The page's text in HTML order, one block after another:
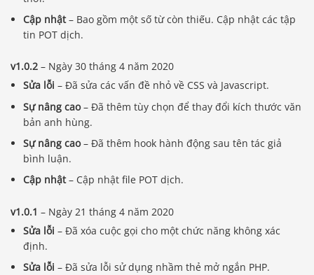
Cập nhật– Bao gồm một số từ còn thiếu. Cập nhật các tập
tin POT dịch.
v1.0.2 – Ngày 30 tháng 4 năm 2020
Sửa lỗi – Đã sửa các vấn đề nhỏ về CSS và Javascript.
Sự nâng cao– Đã thêm tùy chọn để thay đổi kích thước văn
bản anh hùng.
Sự nâng cao– Đã thêm hook hành động sau tên tác giả
bình luận.
Cập nhật– Cập nhật file POT dịch.
v1.0.1 – Ngày 21 tháng 4 năm 2020
Sửa lỗi – Đã xóa cuộc gọi cho một chức năng không xác
định.
Sửa lỗi – Đã sửa lỗi sử dụng nhầm thẻ mở ngắn PHP.